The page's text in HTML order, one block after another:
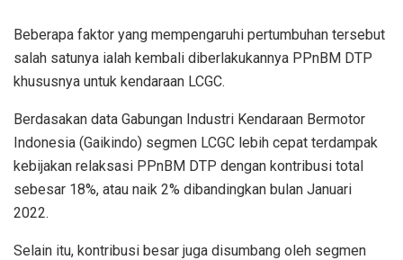
Beberapa faktor yang mempengaruhi pertumbuhan tersebut
salah satunya ialah kembali diberlakukannya PPnBM DTP
khususnya untuk kendaraan LCGC.
Berdasakan data Gabungan Industri Kendaraan Bermotor
Indonesia (Gaikindo) segmen LCGC lebih cepat terdampak
kebijakan relaksasi PPnBM DTP dengan kontribusi total
sebesar 18%, atau naik 2% dibandingkan bulan Januari
2022.
Selain itu, kontribusi besar juga disumbang oleh segmen